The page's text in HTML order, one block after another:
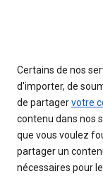
Certains de nos
d'importer, de
de partagervotre
contenu dans nos
que vous voulez
partager un
nécessaires pour